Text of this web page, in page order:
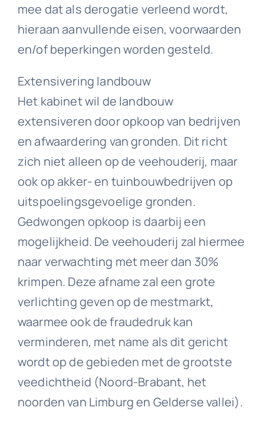
mee dat als derogatie verleend wordt,
hieraan aanvullende eisen, voorwaarden
en/of beperkingen worden gesteld.
Extensivering landbouw
Het kabinet wil de landbouw
extensiveren door opkoop van bedrijven
en afwaardering van gronden. Dit richt
zich niet alleen op de veehouderij, maar
ook op akker- en tuinbouwbedrijven op
uitspoelingsgevoelige gronden.
Gedwongen opkoop is daarbij een
mogelijkheid. De veehouderij zal hiermee
naar verwachting met meer dan 30%
krimpen. Deze afname zal een grote
verlichting geven op de mestmarkt,
waarmee ook de fraudedruk kan
verminderen, met name als dit gericht
wordt op de gebieden met de grootste
veedichtheid (Noord-Brabant, het
noorden van Limburg en Gelderse vallei).